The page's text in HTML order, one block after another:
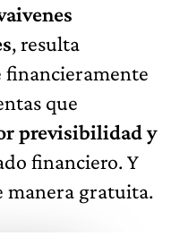
, resulta
que
previsibilidad y
financiero. Y
manera gratuita.